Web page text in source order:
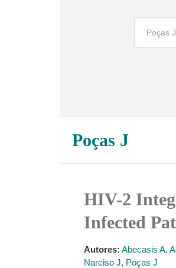
Poças J
HIV-2
Infected
Autores: Abecasis A,
Narciso J, Poças J